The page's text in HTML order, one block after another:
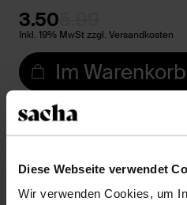
Diese Webseite verwendet
Wir verwenden Cookies, um
3.50
Inkl. 19% MwSt zzgl. Versandkosten
Im Warenkorb
Trusted Shop-Gütesiegel
14 Tage Bedenkzeit